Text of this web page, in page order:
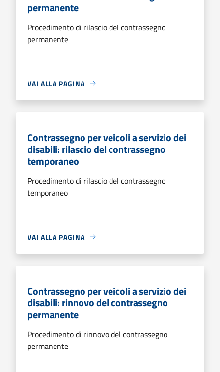
permanente
Procedimento di rilascio del contrassegno
permanente
VAI ALLA PAGINA
Contrassegno per veicoli a servizio dei
disabili: rilascio del contrassegno
temporaneo
Procedimento di rilascio del contrassegno
temporaneo
VAI ALLA PAGINA
Contrassegno per veicoli a servizio dei
disabili: rinnovo del contrassegno
permanente
Procedimento di rinnovo del contrassegno
permanente